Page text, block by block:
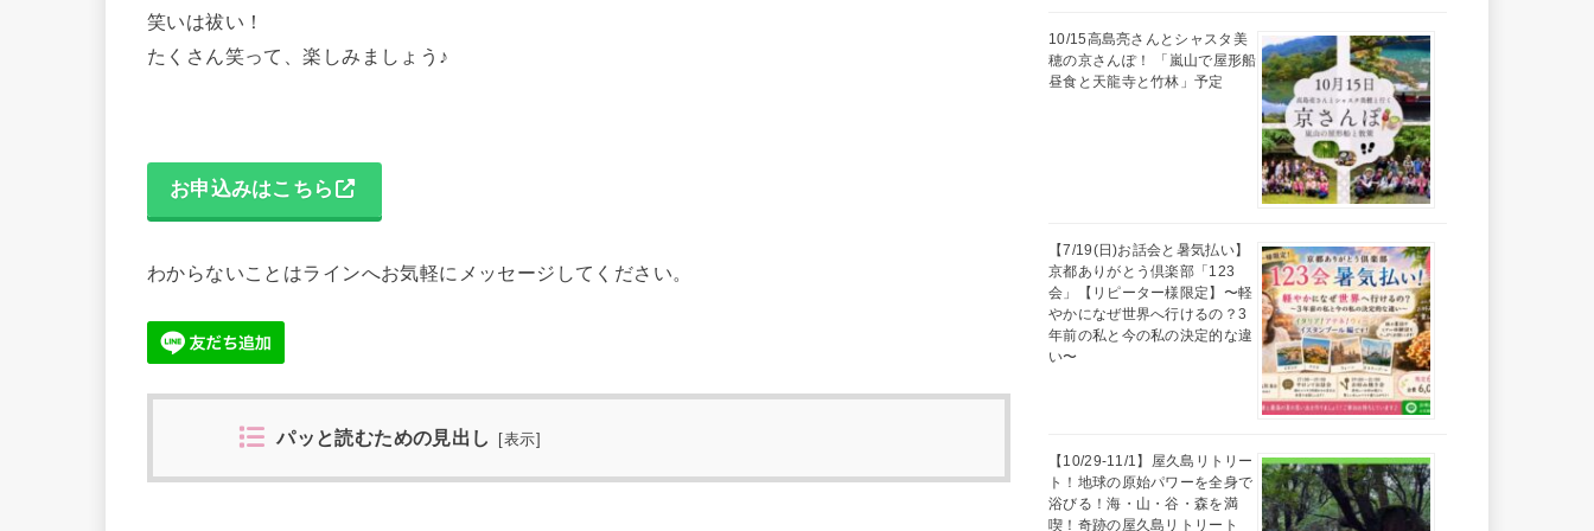
笑いは祓い！
たくさん笑って、楽しみましょう♪
お申込みはこちら
わからないことはラインへお気軽にメッセージしてください。
パッと読むための見出し 表示
10/15高島亮さんとシャスタ美
穂の京さんぽ！ 「嵐山で屋形船
昼食と天龍寺と竹林」予定
【7/19(日)お話会と暑気払い】
京都ありがとう倶楽部「123
会」【リピーター様限定】〜軽
やかになぜ世界へ行けるの？3
年前の私と今の私の決定的な違
い〜
【10/29-11/1】屋久島リトリー
ト！地球の原始パワーを全身で
浴びる！海・山・谷・森を満
喫！奇跡の屋久島リトリート